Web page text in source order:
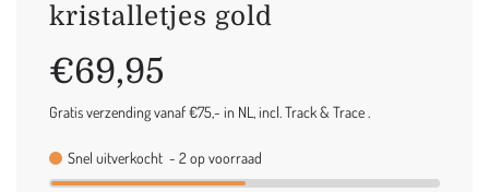
kristalletjes gold
Uitverkoop
prijs
Normale
prijs
€69,95
Gratis verzending vanaf €75,- in NL, incl. Track & Trace .
Snel uitverkocht - 2 op voorraad